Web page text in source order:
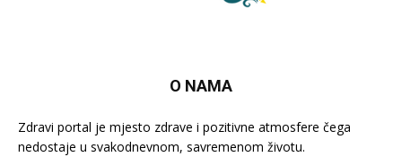
O NAMA
Zdravi portal je mjesto zdrave i pozitivne atmosfere čega
nedostaje u svakodnevnom, savremenom životu.